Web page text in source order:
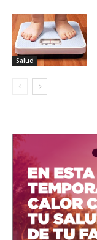
Salud